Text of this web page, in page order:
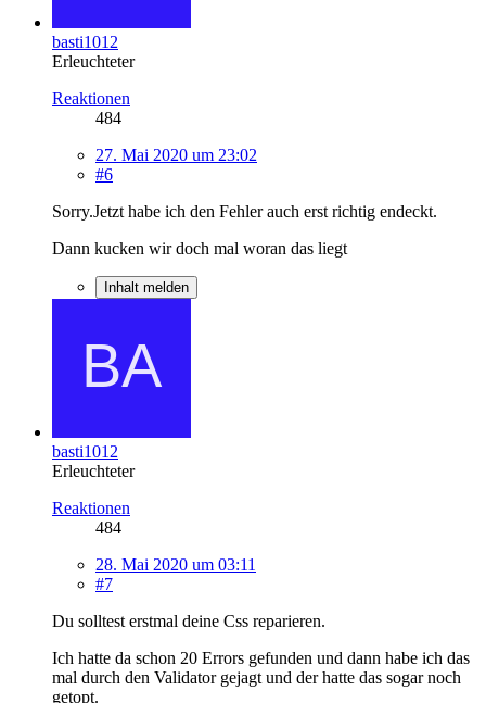
basti1012
Erleuchteter
Reaktionen
484
27. Mai 2020 um 23:02
#6
Sorry.Jetzt habe ich den Fehler auch erst richtig endeckt.
Dann kucken wir doch mal woran das liegt
Inhalt melden
basti1012
Erleuchteter
Reaktionen
484
28. Mai 2020 um 03:11
#7
Du solltest erstmal deine Css reparieren.
Ich hatte da schon 20 Errors gefunden und dann habe ich das
mal durch den Validator gejagt und der hatte das sogar noch
getopt.